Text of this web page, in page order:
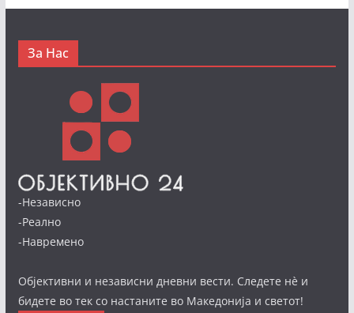
За Нас
-Независно
-Реално
-Навремено
Објективни и независни дневни вести. Следете нè и
бидете во тек со настаните во Македонија и светот!